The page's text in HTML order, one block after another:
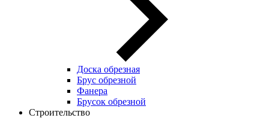
Доска обрезная
Брус обрезной
Фанера
Брусок обрезной
Строительство